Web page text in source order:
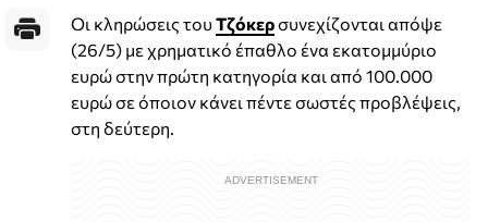
Οι κληρώσεις τουΤζόκερσυνεχίζονται απόψε
(26/5) με χρηματικό έπαθλο ένα εκατομμύριο
ευρώ στην πρώτη κατηγορία και από 100.000
ευρώ σε όποιον κάνει πέντε σωστές προβλέψεις,
στη δεύτερη.